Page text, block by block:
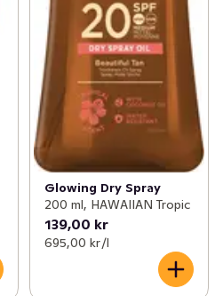
Glowing Dry Spray
200 ml, HAWAIIAN Tropic
139,00 kr
695,00 kr /l